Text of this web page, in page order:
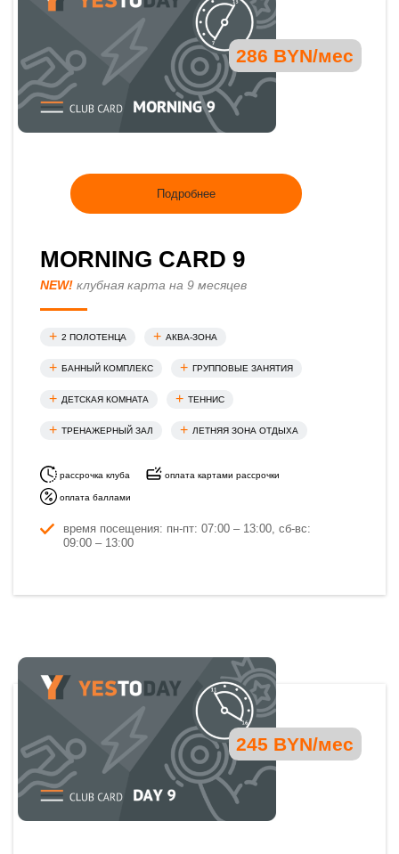
286 BYN/мес
Подробнее
MORNING CARD 9
NEW! клубная карта на 9 месяцев
2 ПОЛОТЕНЦА АКВА-ЗОНА
БАННЫЙ КОМПЛЕКС ГРУППОВЫЕ ЗАНЯТИЯ
ДЕТСКАЯ КОМНАТА ТЕННИС
ТРЕНАЖЕРНЫЙ ЗАЛ ЛЕТНЯЯ ЗОНА ОТДЫХА
рассрочка клуба оплата картами рассрочки
оплата баллами
время посещения: пн-пт: 07:00 – 13:00, сб-вс:
09:00 – 13:00
245 BYN/мес